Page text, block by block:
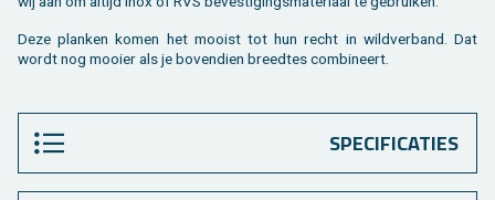
Deze plan­ken komen het mooist tot hun recht in wild­ver­band. Dat
wordt nog mooi­er als je bo­ven­dien breed­tes com­bi­neert.
SPECIFICATIES